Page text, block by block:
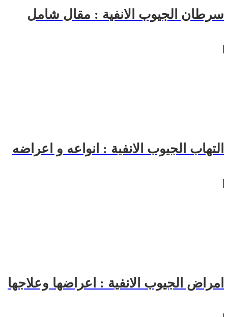
سرطان الجيوب الانفية : مقال شامل
التهاب الجيوب الانفية : انواعه و اعراضه
امراض الجيوب الانفية : اعراضها وعلاجها